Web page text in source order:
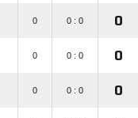
0 0 : 0 0
0 0 : 0 0
0 0 : 0 0